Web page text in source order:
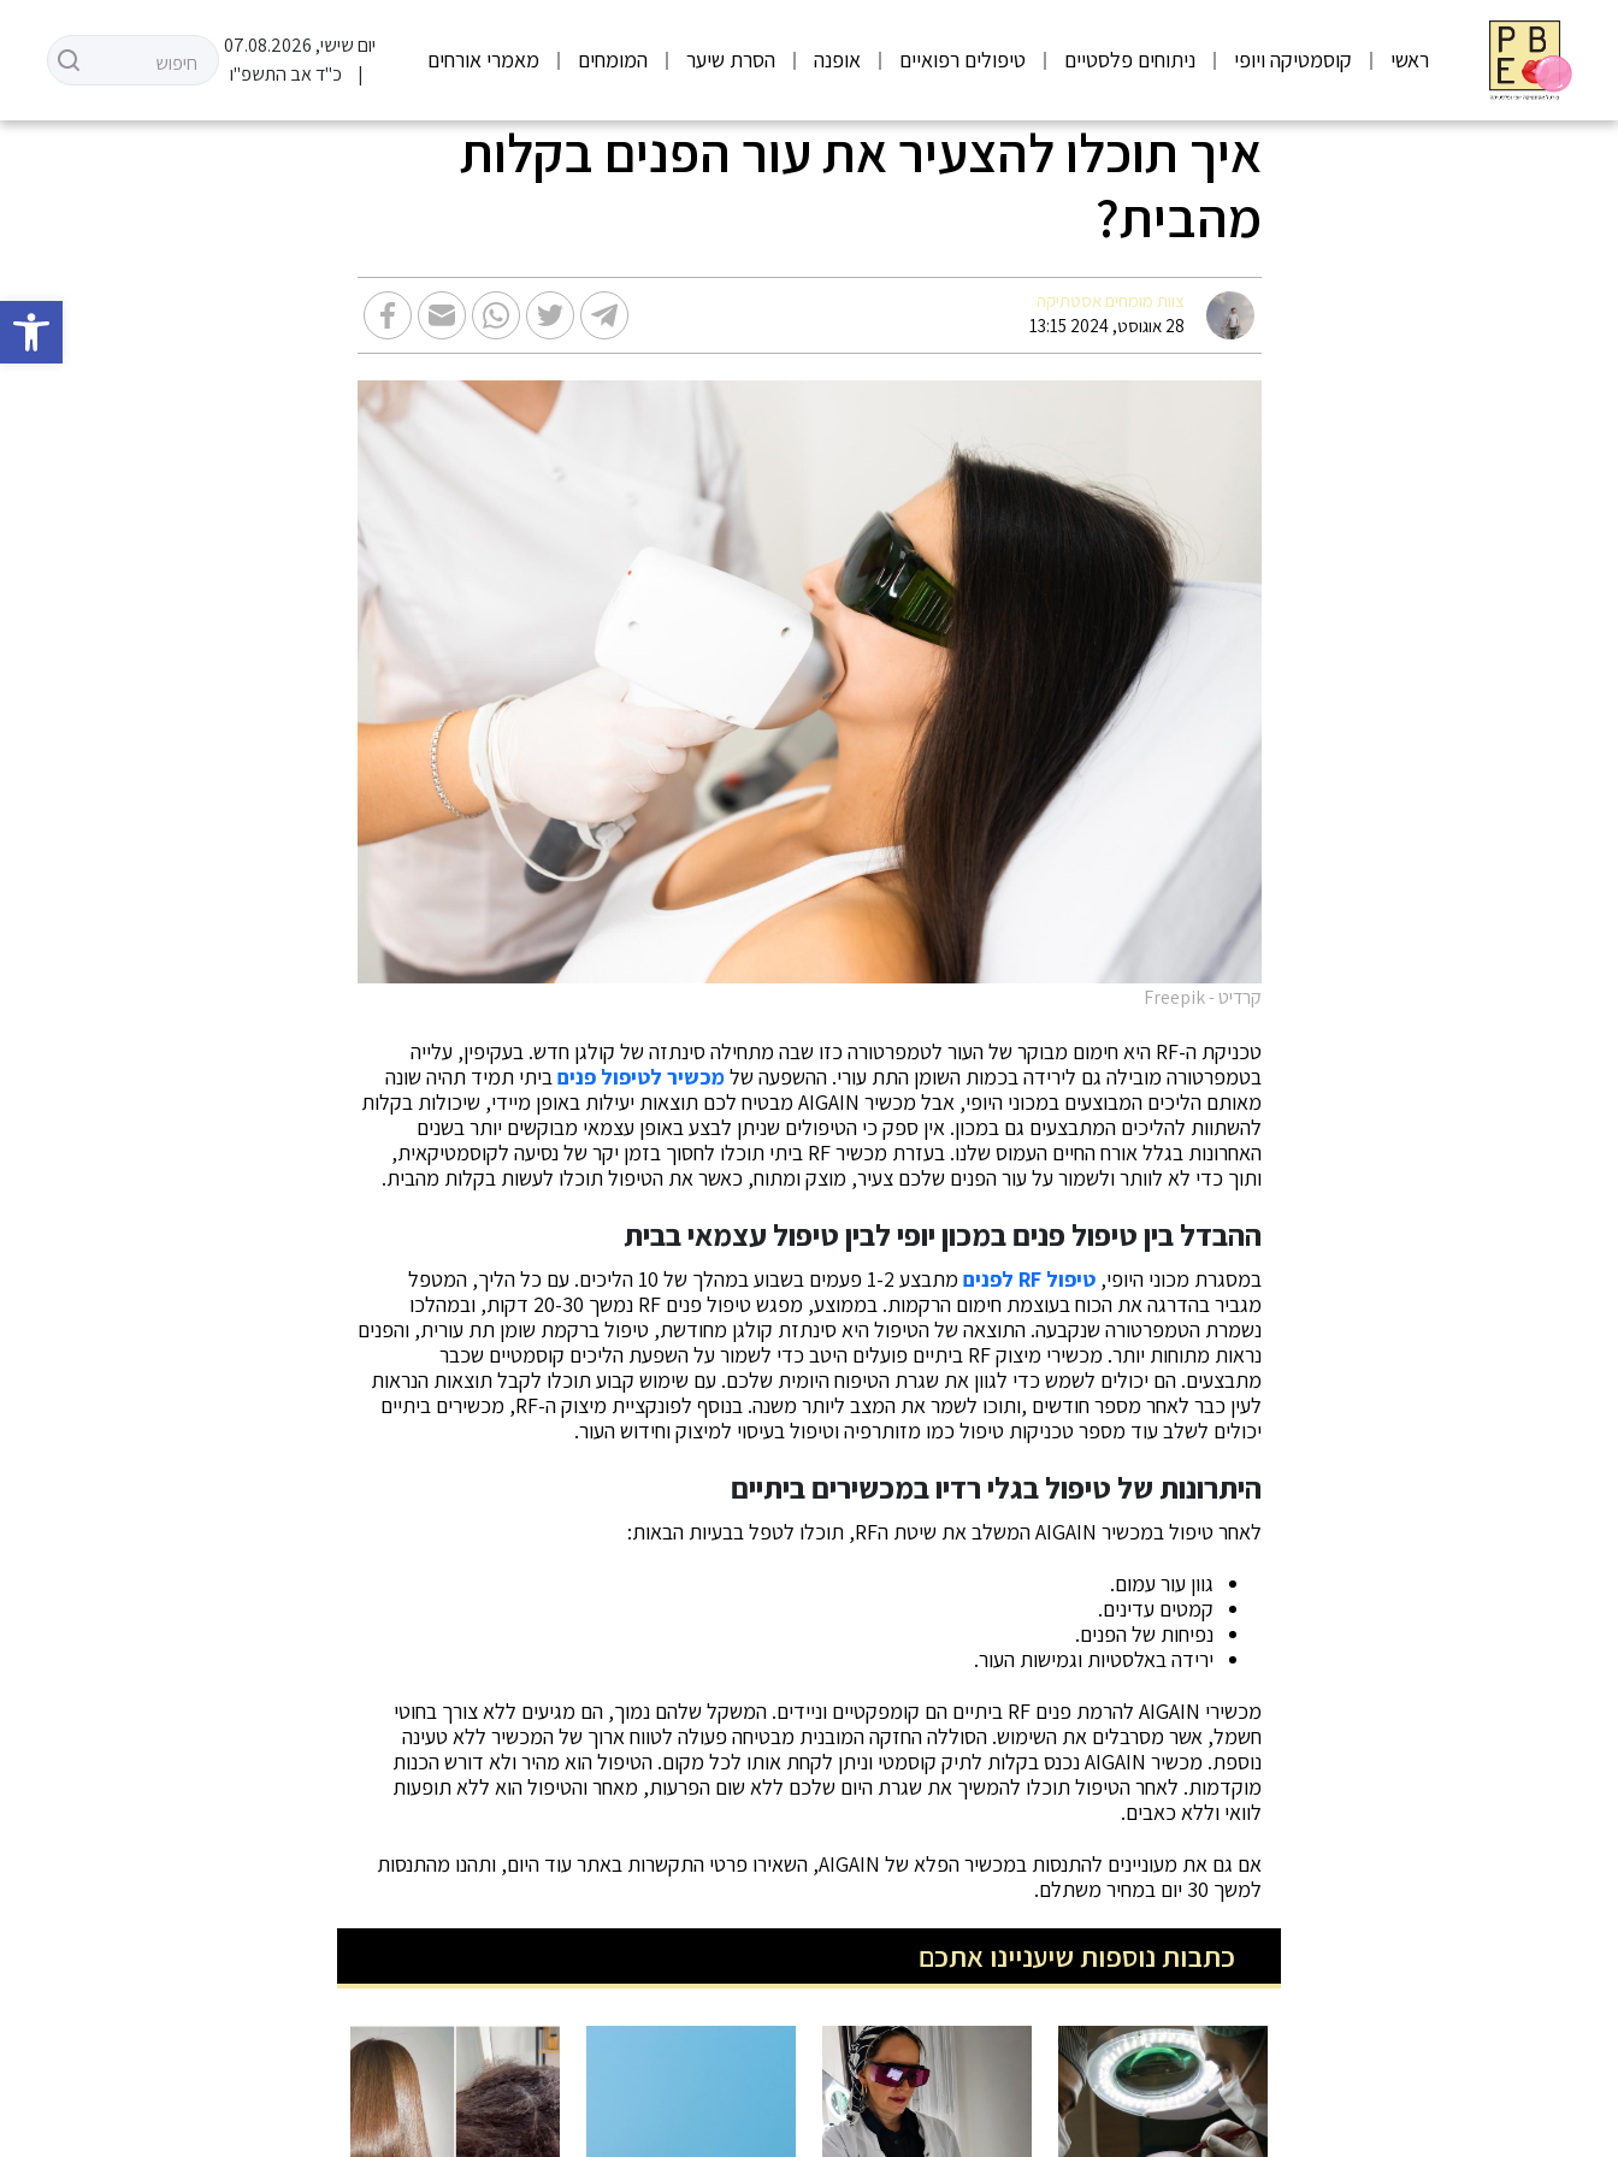
פתח
ראשי קוסמטיקה ויופי ניתוחים פלסטיים טיפולים רפואיים אופנה הסרת שיער המומחים מאמרי אורחים
יום שישי, 07.08.2026
כ"ד אב התשפ"ו
איך תוכלו להצעיר את עור הפנים בקלות
מהבית?
צוות מומחים אסטתיקה
28 אוגוסט, 2024 13:15
קרדיט - Freepik
טכניקת ה-RF היא חימום מבוקר של העור לטמפרטורה כזו שבה מתחילה סינתזה של קולגן חדש. בעקיפין, עלייה
בטמפרטורה מובילה גם לירידה בכמות השומן התת עורי. ההשפעה שלמכשיר לטיפול פניםביתי תמיד תהיה שונה
מאותם הליכים המבוצעים במכוני היופי, אבל מכשיר AIGAIN מבטיח לכם תוצאות יעילות באופן מיידי, שיכולות בקלות
להשתוות להליכים המתבצעים גם במכון. אין ספק כי הטיפולים שניתן לבצע באופן עצמאי מבוקשים יותר בשנים
האחרונות בגלל אורח החיים העמוס שלנו. בעזרת מכשיר RF ביתי תוכלו לחסוך בזמן יקר של נסיעה לקוסמטיקאית,
ותוך כדי לא לוותר ולשמור על עור הפנים שלכם צעיר, מוצק ומתוח, כאשר את הטיפול תוכלו לעשות בקלות מהבית.
ההבדל בין טיפול פנים במכון יופי לבין טיפול עצמאי בבית
במסגרת מכוני היופי,טיפולRF לפנים
מתבצע 1-2 פעמים בשבוע במהלך של 10 הליכים. עם כל הליך, המטפל
מגביר בהדרגה את הכוח בעוצמת חימום הרקמות. בממוצע, מפגש טיפול פנים RF נמשך 20-30 דקות, ובמהלכו
נשמרת הטמפרטורה שנקבעה. התוצאה של הטיפול היא סינתזת קולגן מחודשת, טיפול ברקמת שומן תת עורית, והפנים
נראות מתוחות יותר. מכשירי מיצוק RF ביתיים פועלים היטב כדי לשמור על השפעת הליכים קוסמטיים שכבר
מתבצעים. הם יכולים לשמש כדי לגוון את שגרת הטיפוח היומית שלכם. עם שימוש קבוע תוכלו לקבל תוצאות הנראות
לעין כבר לאחר מספר חודשים ,ותוכו לשמר את המצב ליותר משנה. בנוסף לפונקציית מיצוק ה-RF, מכשירים ביתיים
יכולים לשלב עוד מספר טכניקות טיפול כמו מזותרפיה וטיפול בעיסוי למיצוק וחידוש העור.
היתרונות של טיפול בגלי רדיו במכשירים ביתיים
לאחר טיפול במכשיר AIGAIN המשלב את שיטת הRF, תוכלו לטפל בבעיות הבאות:
גוון עור עמום.
קמטים עדינים.
נפיחות של הפנים.
ירידה באלסטיות וגמישות העור.
מכשירי AIGAIN להרמת פנים RF ביתיים הם קומפקטיים וניידים. המשקל שלהם נמוך, הם מגיעים ללא צורך בחוטי
חשמל, אשר מסרבלים את השימוש. הסוללה החזקה המובנית מבטיחה פעולה לטווח ארוך של המכשיר ללא טעינה
נוספת. מכשיר AIGAIN נכנס בקלות לתיק קוסמטי וניתן לקחת אותו לכל מקום. הטיפול הוא מהיר ולא דורש הכנות
מוקדמות. לאחר הטיפול תוכלו להמשיך את שגרת היום שלכם ללא שום הפרעות, מאחר והטיפול הוא ללא תופעות
לוואי וללא כאבים.
אם גם את מעוניינים להתנסות במכשיר הפלא של AIGAIN, השאירו פרטי התקשרות באתר עוד היום, ותהנו מהתנסות
למשך 30 יום במחיר משתלם.
כתבות נוספות שיעניינו אתכם